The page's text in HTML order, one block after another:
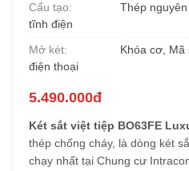
Cấu tạo:
Thép
tĩnh điện
Mở két:
Khóa cơ, Mã
điện thoại
5.490.000đ
Két sắt việt tiệp BO63FE
thép chống cháy, là dòng két
chạy nhất tại Chung cư